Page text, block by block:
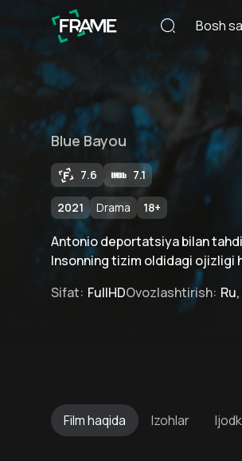
Bosh
Blue Bayou
7.6 7.1
2021 Drama 18+
Antonio deportatsiya bilan
Insonning tizim oldidagi ojizligi
Sifat: FullHDOvozlashtirish:
Filmhaqida Izohlar